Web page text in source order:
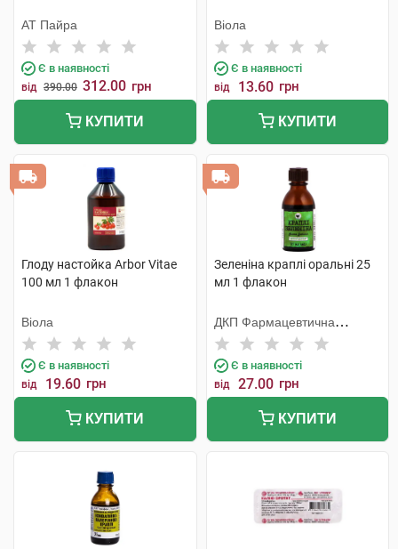
АТ Пайра
Є в наявності
від 390.00 312.00 грн
КУПИТИ
Віола
Є в наявності
від 13.60 грн
КУПИТИ
Глоду настойка Arbor Vitae
100 мл 1 флакон
Віола
Є в наявності
від 19.60 грн
КУПИТИ
Зеленіна краплі оральні 25
мл 1 флакон
ДКП Фармацевтична
фабрика
Є в наявності
від 27.00 грн
КУПИТИ